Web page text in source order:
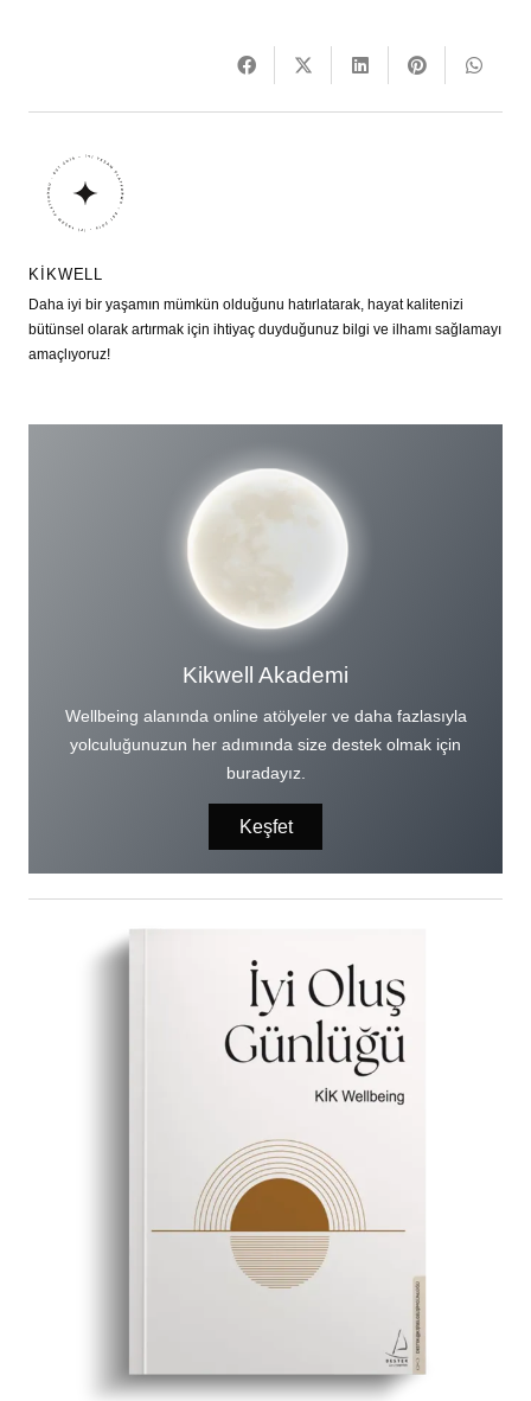
KIKWELL
Daha iyi bir yaşamın mümkün olduğunu hatırlatarak, hayat kalitenizi
bütünsel olarak artırmak için ihtiyaç duyduğunuz bilgi ve ilhamı sağlamayı
amaçlıyoruz!
Kikwell Akademi
Wellbeing alanında online atölyeler ve daha fazlasıyla
yolculuğunuzun her adımında size destek olmak için
buradayız.
Keşfet